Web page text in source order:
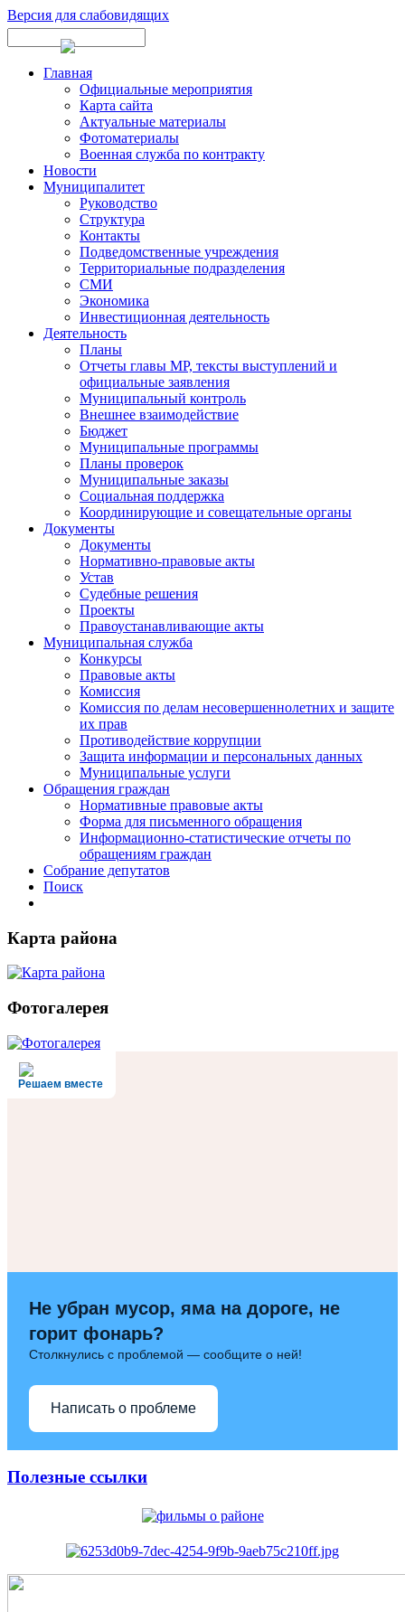
Версия для слабовидящих
Главная
Официальные мероприятия
Карта сайта
Актуальные материалы
Фотоматериалы
Военная служба по контракту
Новости
Муниципалитет
Руководство
Структура
Контакты
Подведомственные учреждения
Территориальные подразделения
СМИ
Экономика
Инвестиционная деятельность
Деятельность
Планы
Отчеты главы МР, тексты выступлений и
официальные заявления
Муниципальный контроль
Внешнее взаимодействие
Бюджет
Муниципальные программы
Планы проверок
Муниципальные заказы
Социальная поддержка
Координирующие и совещательные органы
Документы
Документы
Нормативно-правовые акты
Устав
Судебные решения
Проекты
Правоустанавливающие акты
Муниципальная служба
Конкурсы
Правовые акты
Комиссия
Комиссия по делам несовершеннолетних и защите
их прав
Противодействие коррупции
Защита информации и персональных данных
Муниципальные услуги
Обращения граждан
Нормативные правовые акты
Форма для письменного обращения
Информационно-статистические отчеты по
обращениям граждан
Собрание депутатов
Поиск
Карта района
Фотогалерея
Решаем вместе
Не убран мусор, яма на дороге, не
горит фонарь?
Столкнулись с проблемой — сообщите о ней!
Написать о проблеме
Полезные ссылки